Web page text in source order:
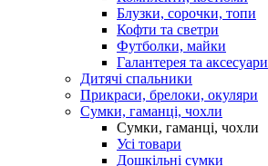
Блузки, сорочки, топи
Кофти та светри
Футболки, майки
Галантерея та аксесуари
Дитячі спальники
Прикраси, брелоки, окуляри
Сумки, гаманці, чохли
Сумки, гаманці, чохли
Усі товари
Дошкільні сумки